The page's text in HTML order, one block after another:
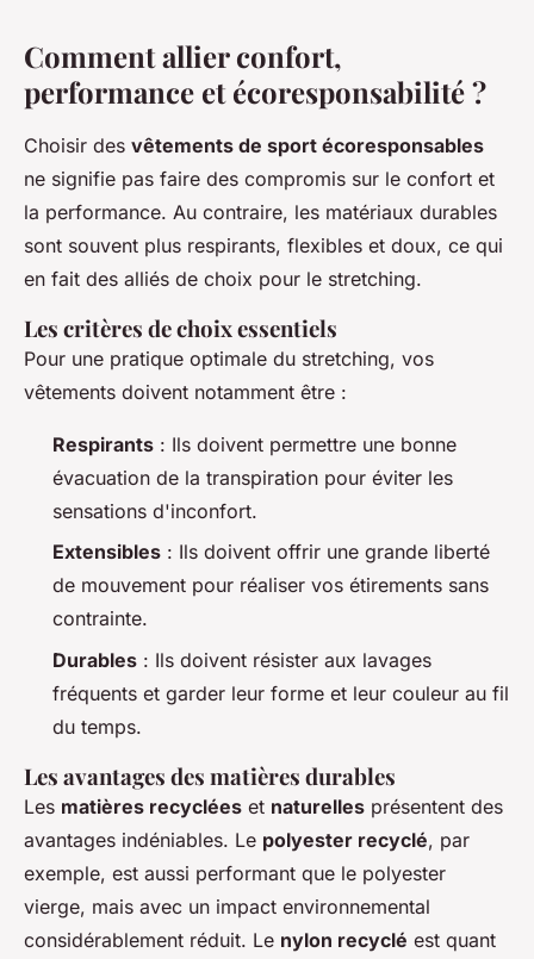
Comment allier confort,
performance et écoresponsabilité ?
Choisir des vêtements de sport écoresponsables
ne signifie pas faire des compromis sur le confort et
la performance. Au contraire, les matériaux durables
sont souvent plus respirants, flexibles et doux, ce qui
en fait des alliés de choix pour le stretching.
Les critères de choix essentiels
Pour une pratique optimale du stretching, vos
vêtements doivent notamment être :
Respirants : Ils doivent permettre une bonne
évacuation de la transpiration pour éviter les
sensations d'inconfort.
Extensibles : Ils doivent offrir une grande liberté
de mouvement pour réaliser vos étirements sans
contrainte.
Durables : Ils doivent résister aux lavages
fréquents et garder leur forme et leur couleur au fil
du temps.
Les avantages des matières durables
Les matières recyclées et naturelles présentent des
avantages indéniables. Le polyester recyclé, par
exemple, est aussi performant que le polyester
vierge, mais avec un impact environnemental
considérablement réduit. Le nylon recyclé est quant